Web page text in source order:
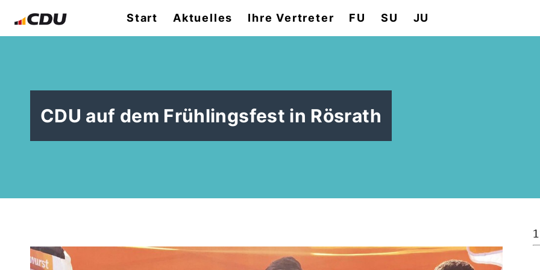
Start Aktuelles Ihre Vertreter FU SU JU
CDU auf dem Frühlingsfest in Rösrath